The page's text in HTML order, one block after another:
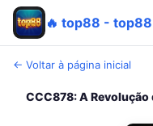
← Voltar à página inicial
CCC878: A